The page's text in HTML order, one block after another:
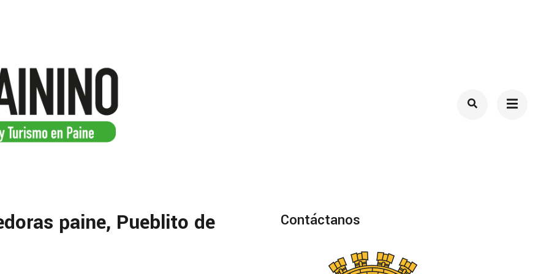
paine, Pueblito de
Contáctanos